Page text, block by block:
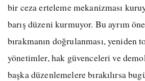
bir ceza erteleme mekanizması
barış düzeni kurmuyor. Bu ayrım
bırakmanın doğrulanması, yeniden
yönetimler, hak güvenceleri ve
başka düzenlemelere bırakılırsa